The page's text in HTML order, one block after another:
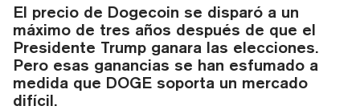
El precio de Dogecoin se disparó a un
máximo de tres años después de que el
Presidente Trump ganara las elecciones.
Pero esas ganancias se han esfumado a
medida que DOGE soporta un mercado
difícil.